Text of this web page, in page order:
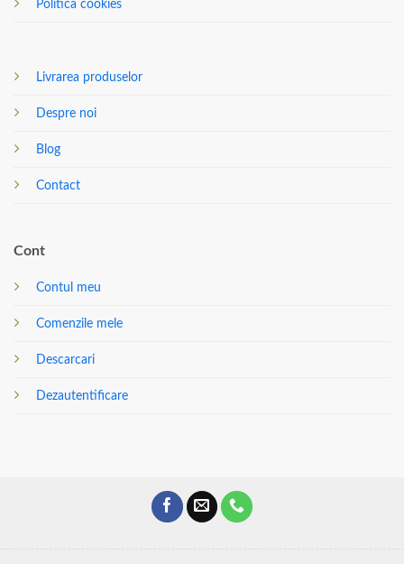
Politica cookies
Livrarea produselor
Despre noi
Blog
Contact
Cont
Contul meu
Comenzile mele
Descarcari
Dezautentificare